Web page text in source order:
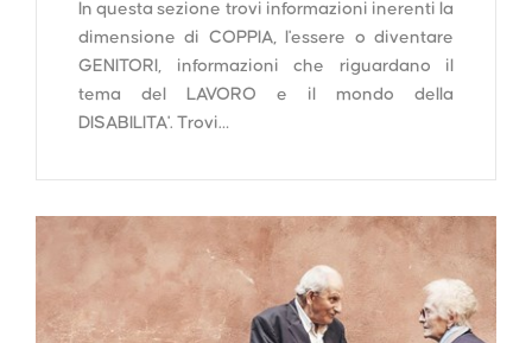
In questa sezione trovi informazioni inerenti la
dimensione di COPPIA, l'essere o diventare
GENITORI, informazioni che riguardano il
tema del LAVORO e il mondo della
DISABILITA'. Trovi…